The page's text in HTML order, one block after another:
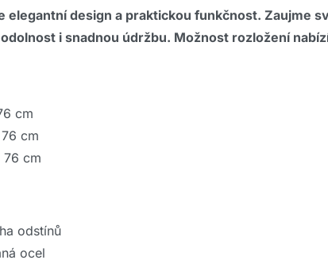
elegantní design a praktickou funkčnost. Zaujme
i snadnou údržbu. Možnost rozložení
cm
cm
cm
odstínů
ocel